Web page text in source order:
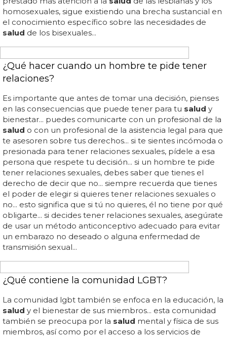
¿Cómo se llama el estudio de la sexualidad?
Esta teoría se ha utilizado para abordar diversos temas
relacionados con la sexualidad, desde el desarrollo de la
identidad sexual hasta la promoción de lasalud sexual...
está dirigida a comprender la sexualidad desde una
perspectiva holística, abarcando temas como la
anatomía, la fisiología, la psicología, la sociología, la
antropología, la historia, la saludy el comportamiento...
esta disciplina se ha utilizado para entender la sexualidad
desde una perspectiva holística, abarcando temas como
la anatomía, la psicología, la sociología, la antropología, la
historia, lasalud y el comportamiento... además, la teoría
temas como el desarrollo de la identidad sexual y la
promoción de la